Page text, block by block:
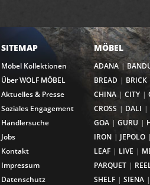
SITEMAP
Möbel Kollektionen
Über WOLF MÖBEL
Aktuelles & Presse
Soziales Engagement
Händlersuche
Jobs
Kontakt
Impressum
Datenschutz
MÖBEL
ADANA
BREAD
BRICK
CHINA
CITY
CROSS
DALI
GOA
GURU
IRON
JEPOLO
LEAF
LIVE
PARQUET
SHELF
SIENA